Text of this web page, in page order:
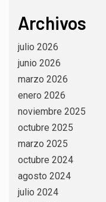
Archivos
julio 2026
junio 2026
marzo 2026
enero 2026
noviembre 2025
octubre 2025
marzo 2025
octubre 2024
agosto 2024
julio 2024